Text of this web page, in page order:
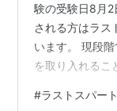
験の受験日8月2
される方はラス
います。 現段
を取り入れるこ
試験（電気分野
#ラストスパート